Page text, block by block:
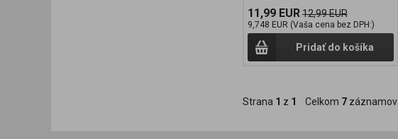
11,99 EUR12,99 EUR
9,748 EUR (Vaša cena bez DPH:)
Pridať do košíka
Strana 1 z 1 Celkom 7 záznamov